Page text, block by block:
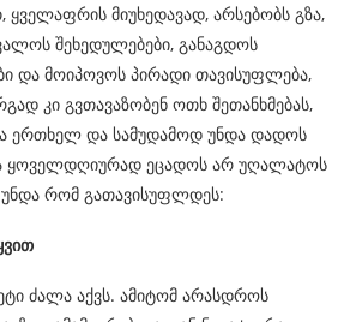
მიუხედავად, არსებობს გზა,
შეხედულებები, განაგდოს
და მოიპოვოს პირადი თავისუფლება,
კი გვთავაზობენ ოთხ შეთანხმებას,
ერთხელ და სამუდამოდ უნდა დადოს
ყოველდღიურად ეცადოს არ უღალატოს
უნდა რომ გათავისუფლდეს:
ძალა აქვს. ამიტომ არასდროს